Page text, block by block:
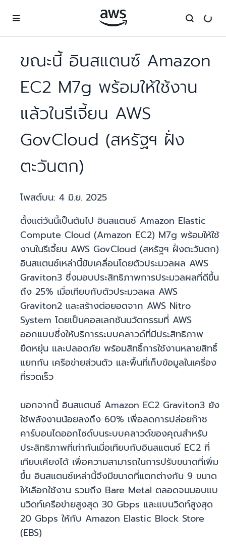
ขณะนี้ อินสแตนซ์ Amazon
EC2 M7g พร้อมให้ใช้งาน
แล้วในรีเจี้ยน AWS
GovCloud (สหรัฐฯ ฝั่ง
ตะวันตก)
โพสต์บน: 4 มิ.ย. 2025
ตั้งแต่วันนี้เป็นต้นไป อินสแตนซ์ Amazon Elastic
Compute Cloud (Amazon EC2) M7g พร้อมให้ใช้
งานในรีเจี้ยน AWS GovCloud (สหรัฐฯ ฝั่งตะวันตก)
อินสแตนซ์เหล่านี้ขับเคลื่อนโดยตัวประมวลผล AWS
Graviton3 ซึ่งมอบประสิทธิภาพการประมวลผลที่ดีขึ้น
ถึง 25% เมื่อเทียบกับตัวประมวลผล AWS
Graviton2 และสร้างต่อยอดจาก AWS Nitro
System โดยเป็นคอลเลกชันนวัตกรรมที่ AWS
ออกแบบซึ่งให้บริการระบบคลาวด์ที่มีประสิทธิภาพ
ยืดหยุ่น และปลอดภัย พร้อมสิทธิ์การใช้งานหลายสิทธิ์
แยกกัน เครือข่ายส่วนตัว และพื้นที่เก็บข้อมูลในเครื่อง
ที่รวดเร็ว
นอกจากนี้ อินสแตนซ์ Amazon EC2 Graviton3 ยัง
ใช้พลังงานน้อยลงถึง 60% เพื่อลดการปล่อยก๊าซ
คาร์บอนไดออกไซด์บนระบบคลาวด์ของคุณสำหรับ
ประสิทธิภาพที่เท่ากันเมื่อเทียบกับอินสแตนซ์ EC2 ที่
เทียบเคียงได้ เพื่อความสามารถในการปรับขนาดที่เพิ่ม
ขึ้น อินสแตนซ์เหล่านี้จึงมีขนาดที่แตกต่างกัน 9 ขนาด
ให้เลือกใช้งาน รวมถึง Bare Metal ตลอดจนมอบแบ
นวิดท์เครือข่ายสูงสุด 30 Gbps และแบนวิดท์สูงสุด
20 Gbps ให้กับ Amazon Elastic Block Store
(EBS)